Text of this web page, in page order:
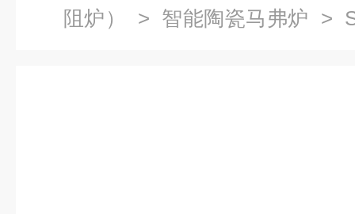
阻炉）
> 智能陶瓷马弗炉 >